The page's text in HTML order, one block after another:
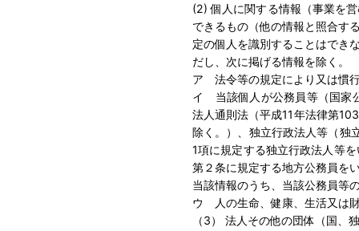
(2) 個人に関する情報（事業を
できるもの（他の情報と照合す
定の個人を識別することはでき
だし、次に掲げる情報を除く
ア 法令等の規定により又は慣
イ 当該個人が公務員等（国家
法人通則法（平成11年法律第
除く。）、独立行政法人等（独
1項に規定する独立行政法人等
第２条に規定する地方公務員を
当該情報のうち、当該公務員等
ウ 人の生命、健康、生活又は
（3） 法人その他の団体（国、